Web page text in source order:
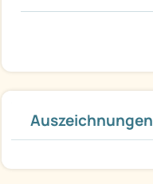
Auszeichnungen